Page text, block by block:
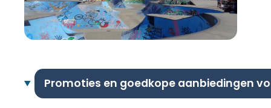
Promoties en goedkope aanbiedingen